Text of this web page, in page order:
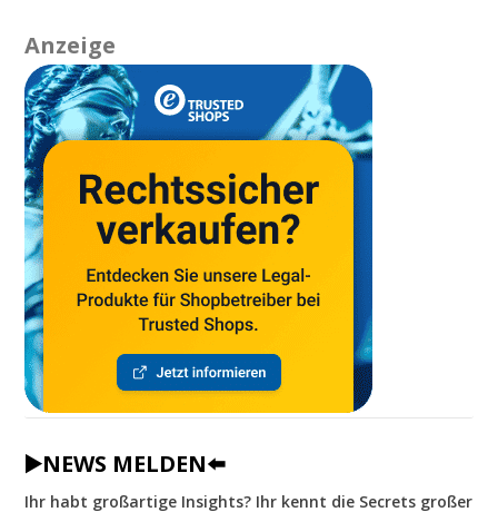
Anzeige
▶️NEWS MELDEN⬅️
Ihr habt großartige Insights? Ihr kennt die Secrets großer